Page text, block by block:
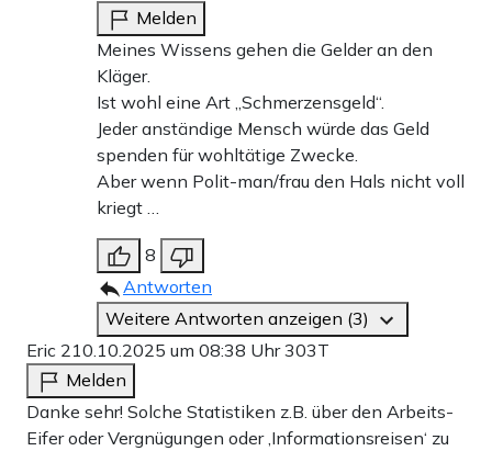
Melden
Meines Wissens gehen die Gelder an den
Kläger.
Ist wohl eine Art „Schmerzensgeld“.
Jeder anständige Mensch würde das Geld
spenden für wohltätige Zwecke.
Aber wenn Polit-man/frau den Hals nicht voll
kriegt …
8
Antworten
Weitere Antworten anzeigen (3)
Eric 2 10.10.2025 um 08:38 Uhr303T
Melden
Danke sehr! Solche Statistiken z.B. über den Arbeits-
Eifer oder Vergnügungen oder ‚Informationsreisen‘ zu